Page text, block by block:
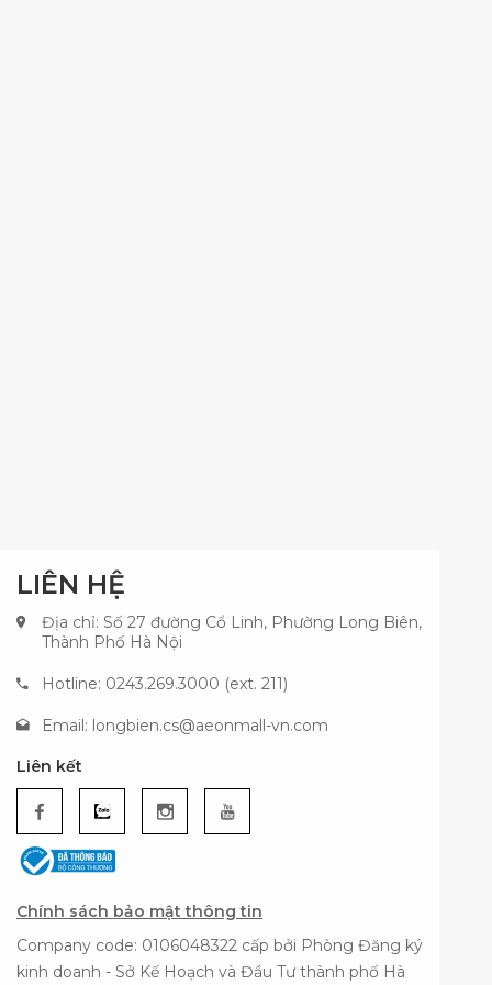
LIÊN HỆ
Địa chỉ: Số 27 đường Cổ Linh, Phường Long Biên,
Thành Phố Hà Nội
Hotline: 0243.269.3000 (ext. 211)
Email: longbien.cs@aeonmall-vn.com
Liên kết
Chính sách bảo mật thông tin
Company code: 0106048322 cấp bởi Phòng Đăng ký
kinh doanh - Sở Kế Hoạch và Đầu Tư thành phố Hà